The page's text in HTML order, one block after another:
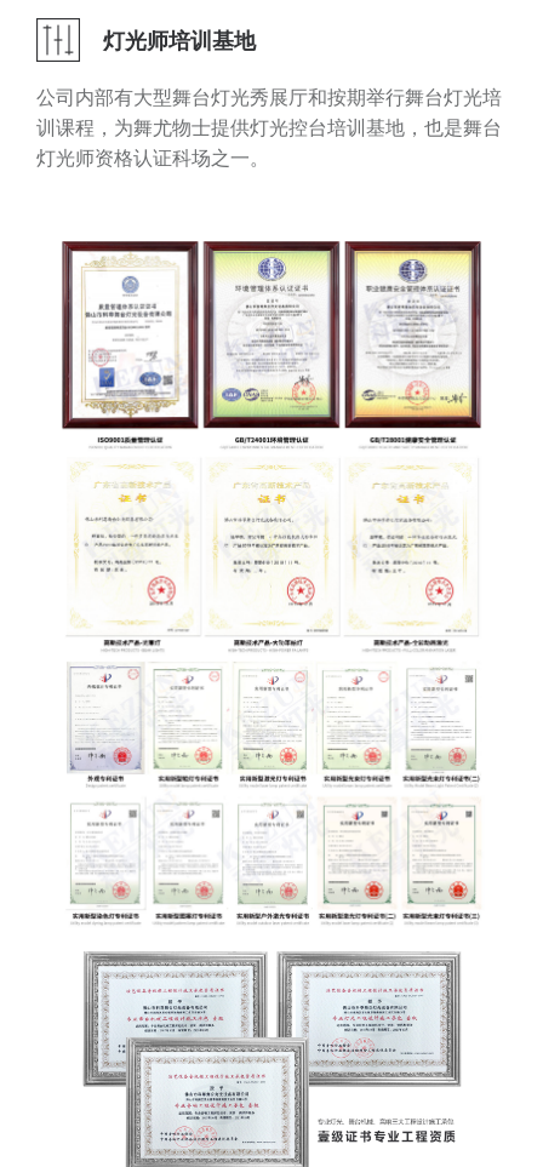
灯光师培训基地
公司内部有大型舞台灯光秀展厅和按期举行舞台灯光培
训课程 ，为舞尤物士提供灯光控台培训基地 ，也是舞台
灯光师资格认证科场之一。